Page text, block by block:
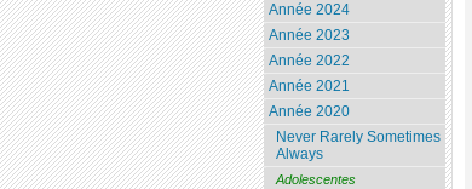
Année 2024
Année 2023
Année 2022
Année 2021
Année 2020
Never Rarely Sometimes
Always
Adolescentes